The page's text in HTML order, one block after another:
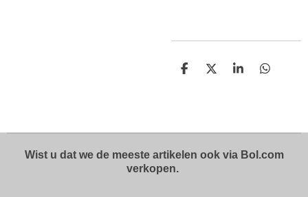
D
D
S
D
Wist u dat we de meeste artikelen ook via Bol.com
verkopen.